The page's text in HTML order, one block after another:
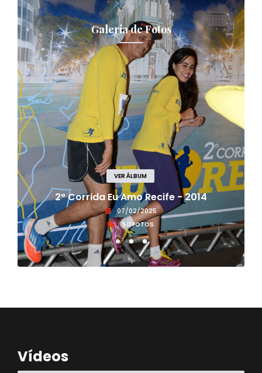
Galeria de Fotos
VER ÁLBUM
2° Corrida Eu Amo Recife - 2014
07/02/2025
511 FOTOS
Vídeos